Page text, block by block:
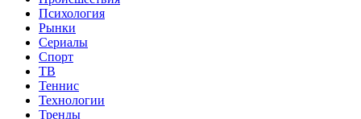
Психология
Рынки
Сериалы
Спорт
ТВ
Теннис
Технологии
Тренды